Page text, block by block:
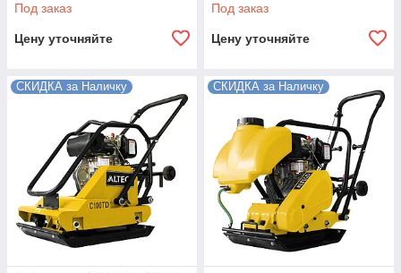
Под заказ
Цену уточняйте
Под заказ
Цену уточняйте
СКИДКА за Наличку СКИДКА за Наличку